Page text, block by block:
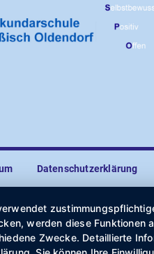
Datenschutzerklärung
werden diese
Zwecke. Detaillierte